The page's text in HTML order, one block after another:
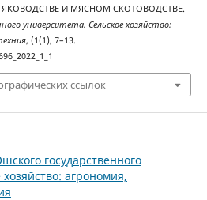
И МЯСНОМ СКОТОВОДСТВЕ.
университета. Сельское хозяйство:
, (1(1), 7–13.
ссылок
государственного
агрономия,